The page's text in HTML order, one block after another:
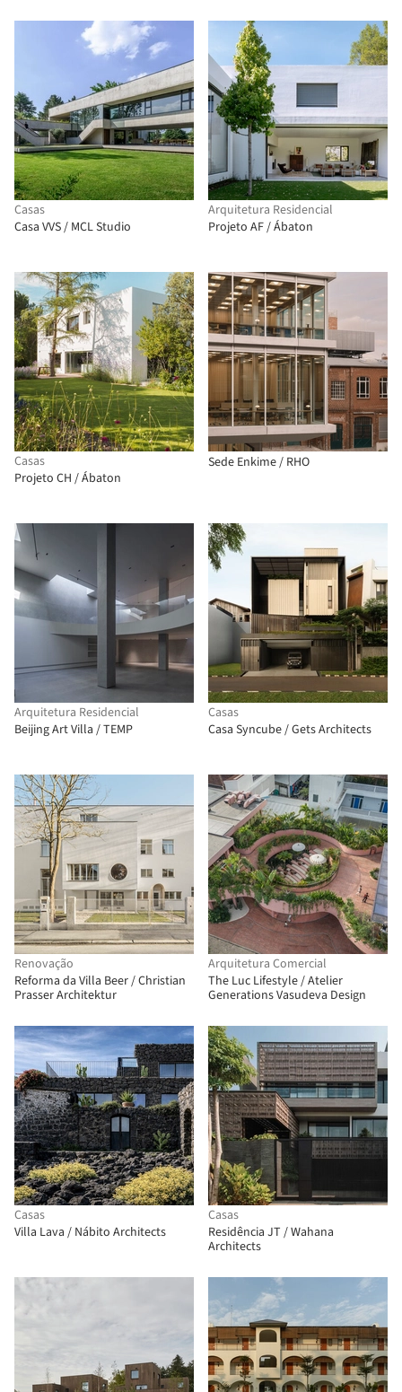
Casas
Casa VVS / MCL Studio
Arquitetura Residencial
Projeto AF / Ábaton
Casas
Projeto CH / Ábaton
Sede Enkime / RHO
Arquitetura Residencial
Beijing Art Villa / TEMP
Casas
Casa Syncube / Gets Architects
Renovação
Reforma da Villa Beer / Christian
Prasser Architektur
Arquitetura Comercial
The Luc Lifestyle / Atelier
Generations Vasudeva Design
Casas
Villa Lava / Nábito Architects
Casas
Residência JT / Wahana
Architects